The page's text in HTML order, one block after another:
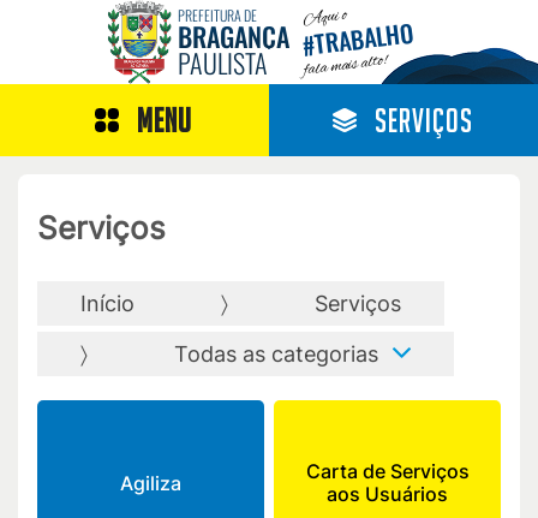
PREFEITURA DE
BRAGANÇA
PAULISTA
Aqui o
#TRABALHO
fala mais alto!
MENU SERVIÇOS
Serviços
Início
Serviços
Todas as categorias
Agiliza
Carta de Serviços
aos Usuários